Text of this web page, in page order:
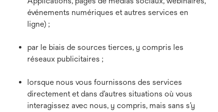
événements numériques et autres services en
ligne) ;
par le biais de sources tierces, y compris les
réseaux publicitaires ;
lorsque nous vous fournissons des services
directement et dans d’autres situations où vous
interagissez avec nous, y compris, mais sans s’y